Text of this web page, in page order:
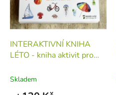
INTERAKTIVNÍ KNIHA
LÉTO - kniha aktivit pro
kniha
Skladem